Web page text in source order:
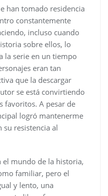
han tomado residencia
constantemente
incluso cuando
sobre ellos, lo
la serie en un tiempo
eran tan
que la descargar
se está convirtiendo
favoritos. A pesar de
logró mantenerme
su resistencia al
mundo de la historia,
familiar, pero el
y lento, una